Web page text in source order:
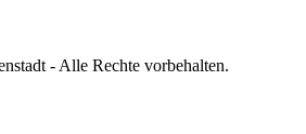
- Alle Rechte vorbehalten.